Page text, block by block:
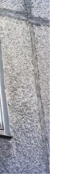
берега.
инициативы»
— о том, как
на плаву,